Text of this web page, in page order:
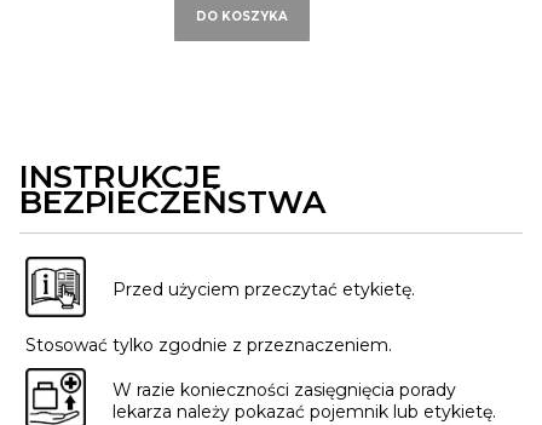
DO KOSZYKA
INSTRUKCJE
BEZPIECZEŃSTWA
Przed użyciem przeczytać etykietę.
Stosować tylko zgodnie z przeznaczeniem.
W razie konieczności zasięgnięcia porady
lekarza należy pokazać pojemnik lub etykietę.